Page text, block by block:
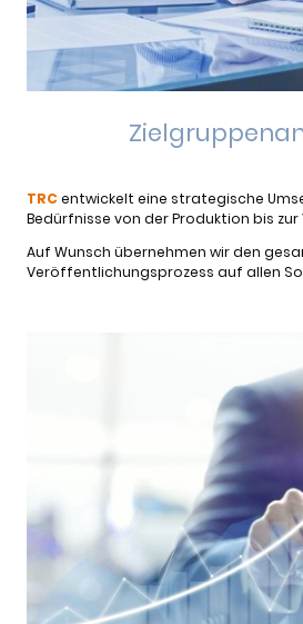
TRC entwickelt eine strategische
Bedürfnisse von der Produktion bis
Auf Wunsch übernehmen wir den
Veröffentlichungsprozess auf allen